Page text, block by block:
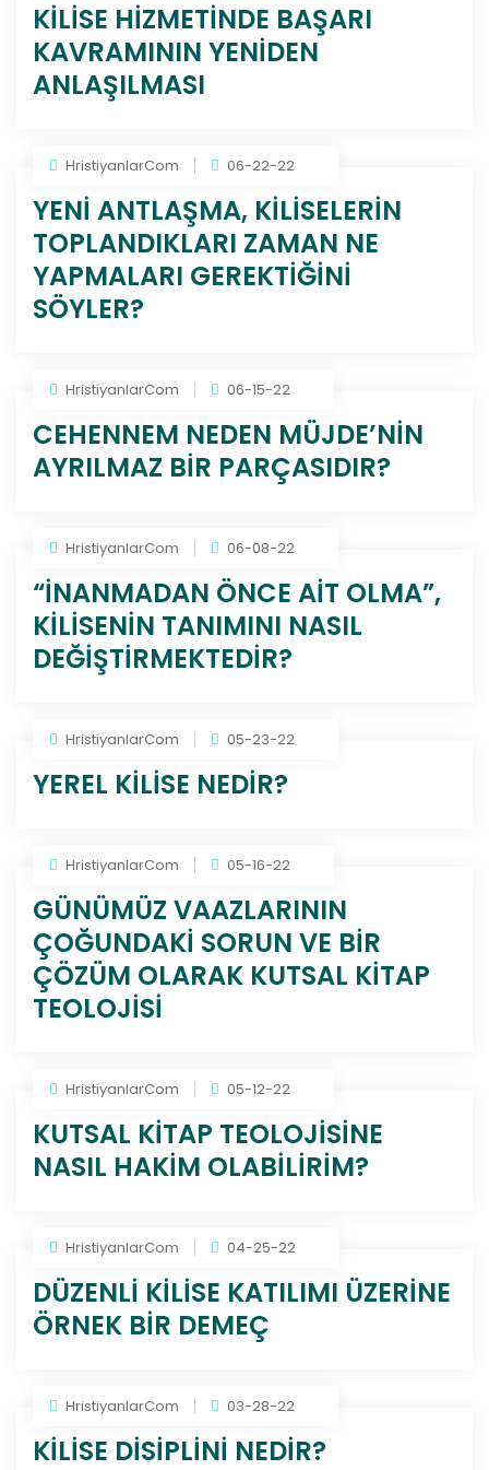
KİLİSE HİZMETİNDE BAŞARI
KAVRAMININ YENİDEN
ANLAŞILMASI
HristiyanlarCom 06-22-22
YENİ ANTLAŞMA, KİLİSELERİN
TOPLANDIKLARI ZAMAN NE
YAPMALARI GEREKTİĞİNİ
SÖYLER?
HristiyanlarCom 06-15-22
CEHENNEM NEDEN MÜJDE’NİN
AYRILMAZ BİR PARÇASIDIR?
HristiyanlarCom 06-08-22
“İNANMADAN ÖNCE AİT OLMA”,
KİLİSENİN TANIMINI NASIL
DEĞİŞTİRMEKTEDİR?
HristiyanlarCom 05-23-22
YEREL KİLİSE NEDİR?
HristiyanlarCom 05-16-22
GÜNÜMÜZ VAAZLARININ
ÇOĞUNDAKİ SORUN VE BİR
ÇÖZÜM OLARAK KUTSAL KİTAP
TEOLOJİSİ
HristiyanlarCom 05-12-22
KUTSAL KİTAP TEOLOJİSİNE
NASIL HAKİM OLABİLİRİM?
HristiyanlarCom 04-25-22
DÜZENLİ KİLİSE KATILIMI ÜZERİNE
ÖRNEK BİR DEMEÇ
HristiyanlarCom 03-28-22
KİLİSE DİSİPLİNİ NEDİR?